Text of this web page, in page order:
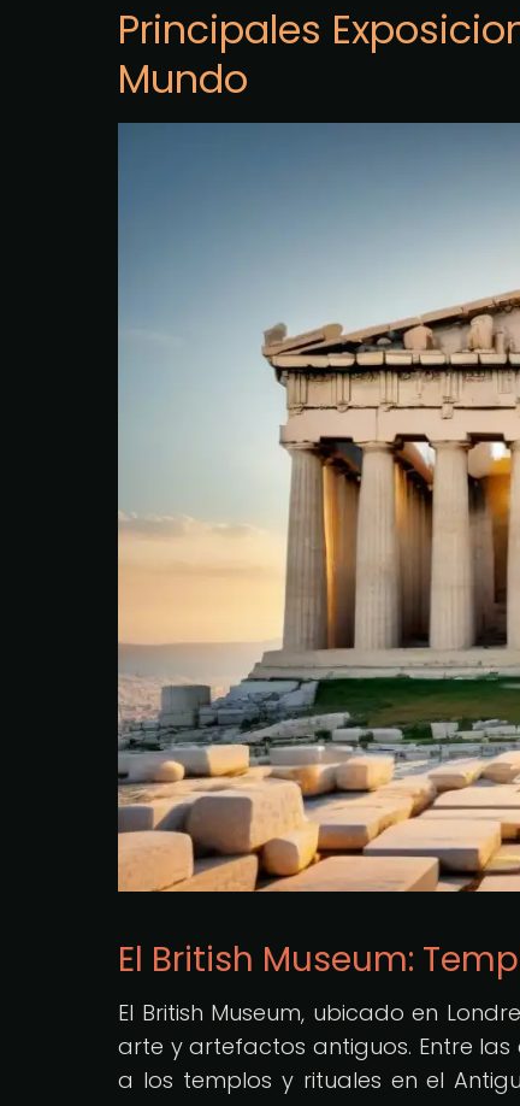
Principales
Mundo
El British Museum:
El British Museum, ubicado en
arte y artefactos antiguos. Entre
a los templos y rituales en el